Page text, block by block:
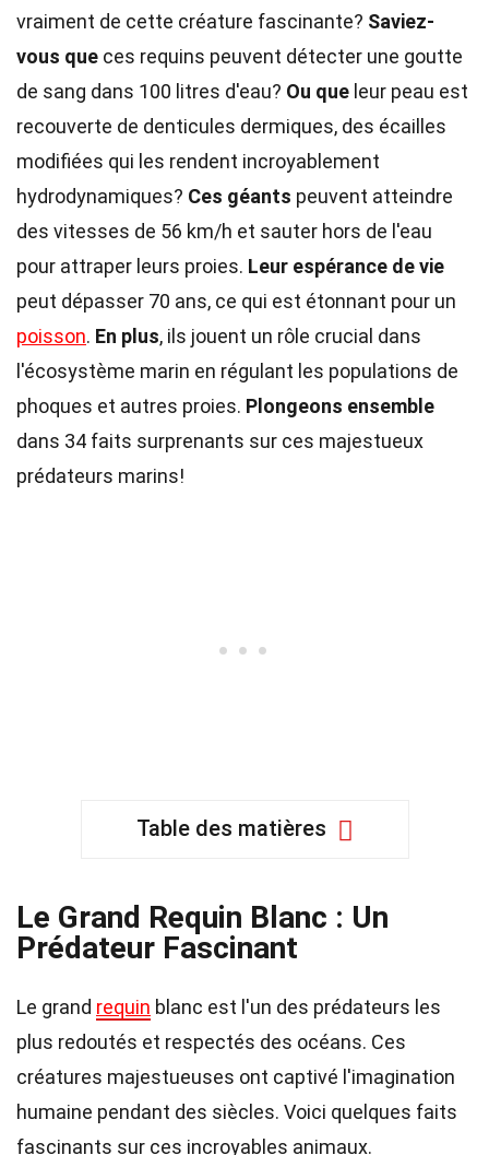
vraiment de cette créature fascinante? Saviez-
vous que ces requins peuvent détecter une goutte
de sang dans 100 litres d'eau? Ou que leur peau est
recouverte de denticules dermiques, des écailles
modifiées qui les rendent incroyablement
hydrodynamiques? Ces géants peuvent atteindre
des vitesses de 56 km/h et sauter hors de l'eau
pour attraper leurs proies. Leur espérance de vie
peut dépasser 70 ans, ce qui est étonnant pour un
poisson. En plus, ils jouent un rôle crucial dans
l'écosystème marin en régulant les populations de
phoques et autres proies. Plongeons ensemble
dans 34 faits surprenants sur ces majestueux
prédateurs marins!
Table des matières
Le Grand Requin Blanc : Un
Prédateur Fascinant
Le grand requin blanc est l'un des prédateurs les
plus redoutés et respectés des océans. Ces
créatures majestueuses ont captivé l'imagination
humaine pendant des siècles. Voici quelques faits
fascinants sur ces incroyables animaux.